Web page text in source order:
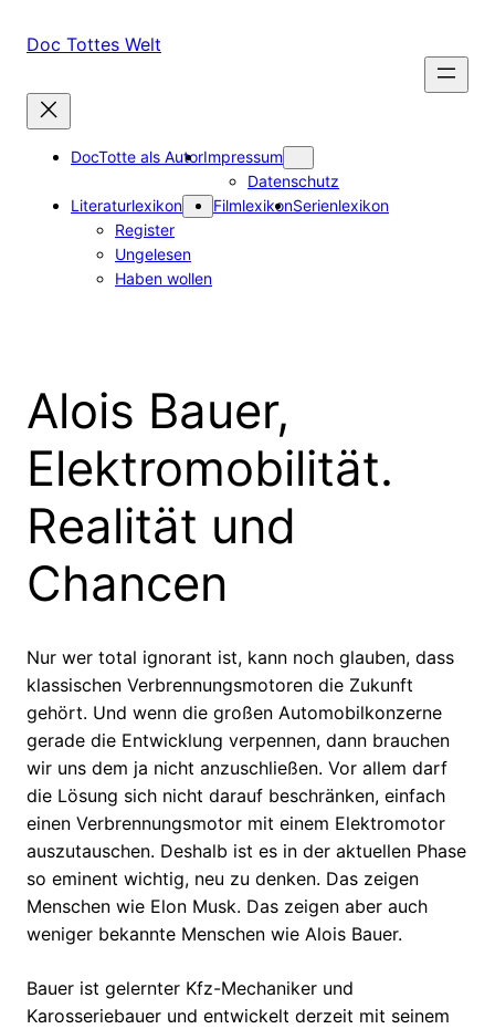
InhaltDoc Tottes Welt
DocTotte als AutorImpressum
Datenschutz
Literaturlexikon
Register
Ungelesen
Haben wollen
FilmlexikonSerienlexikon
Alois Bauer,
Elektromobilität.
Realität und
Chancen
Nur wer total ignorant ist, kann noch glauben, dass
klassischen Verbrennungsmotoren die Zukunft
gehört. Und wenn die großen Automobilkonzerne
gerade die Entwicklung verpennen, dann brauchen
wir uns dem ja nicht anzuschließen. Vor allem darf
die Lösung sich nicht darauf beschränken, einfach
einen Verbrennungsmotor mit einem Elektromotor
auszutauschen. Deshalb ist es in der aktuellen Phase
so eminent wichtig, neu zu denken. Das zeigen
Menschen wie Elon Musk. Das zeigen aber auch
weniger bekannte Menschen wie Alois Bauer.
Bauer ist gelernter Kfz-Mechaniker und
Karosseriebauer und entwickelt derzeit mit seinem